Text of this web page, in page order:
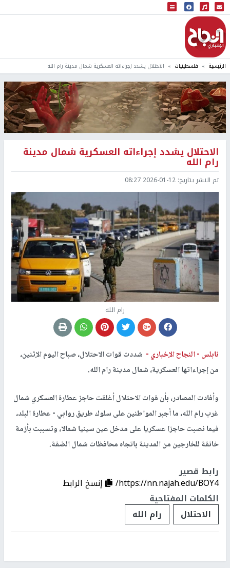
البث المباشر
إذاعة النجاح
الرئيسية فلسطينيات الاحتلال يشدد إجراءاته العسكرية شمال مدينة رام الله
الاحتلال يشدد إجراءاته العسكرية شمال مدينة
رام الله
تم النشر بتاريخ: 2026-01-12 08:27
رام الله
نابلس -النجاح الإخباري - شددت قوات الاحتلال، صباح اليوم الإثنين،
من إجراءاتها العسكرية، شمال مدينة رام الله.
وأفادت المصادر، بأن قوات الاحتلال أغلقت حاجز عطارة العسكري شمال
غرب رام الله، ما أجبر المواطنين على سلوك طريق روابي - عطارة البلد،
فيما نصبت حاجزا عسكريا على مدخل عين سينيا شمالا، وتسببت بأزمة
خانقة للخارجين من المدينة باتجاه محافظات شمال الضفة.
رابط قصير
https://nn.najah.edu/BOY4/
إنسخ الرابط
الكلمات المفتاحية
الاحتلال
رام الله